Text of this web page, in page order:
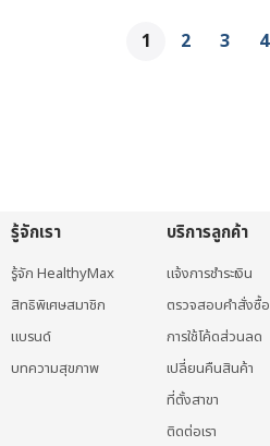
1 2 3 4
รู้จักเรา
รู้จัก HealthyMax
สิทธิพิเศษสมาชิก
แบรนด์
บทความสุขภาพ
บริการลูกค้า
แจ้งการชำระเงิน
ตรวจสอบคำสั่งซื้อ
การใช้โค้ดส่วนลด
เปลี่ยนคืนสินค้า
ที่ตั้งสาขา
ติดต่อเรา